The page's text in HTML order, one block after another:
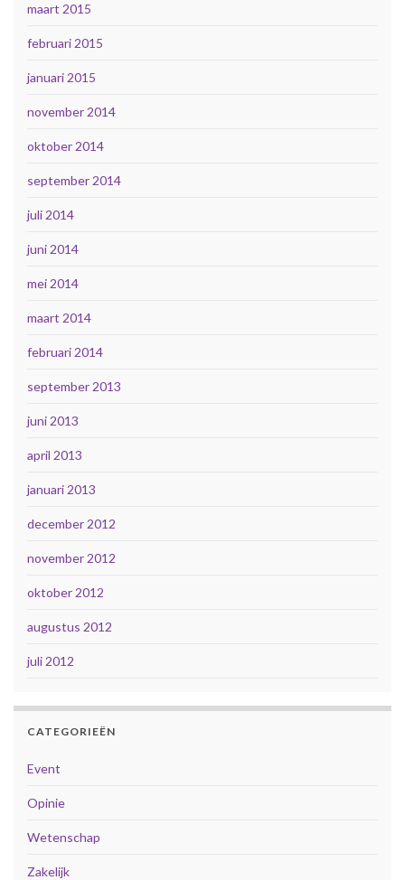
maart 2015
februari 2015
januari 2015
november 2014
oktober 2014
september 2014
juli 2014
juni 2014
mei 2014
maart 2014
februari 2014
september 2013
juni 2013
april 2013
januari 2013
december 2012
november 2012
oktober 2012
augustus 2012
juli 2012
CATEGORIEËN
Event
Opinie
Wetenschap
Zakelijk